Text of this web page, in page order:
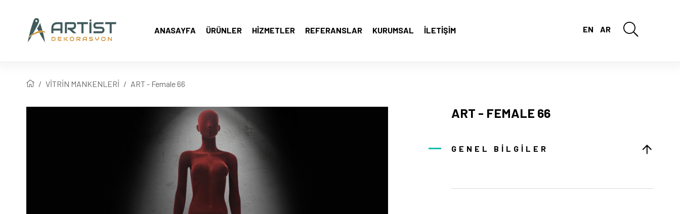
ANASAYFA ÜRÜNLER HIZMETLER REFERANSLAR KURUMSAL İLETIŞIM EN AR
VİTRİN MANKENLERİ ART - Female 66
ART - FEMALE 66
GENEL BILGILER